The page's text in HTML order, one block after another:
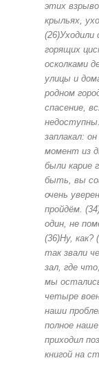
этих
крыльях,
горящих
осколками
улицы и
родном
спасение,
заплакал:
момент из
были карие
быть, вы
очень
пройдём.
один, не
(36)Ну,
так звали
зал, где
мы
четыре
наши
полное
приходил
книгой на